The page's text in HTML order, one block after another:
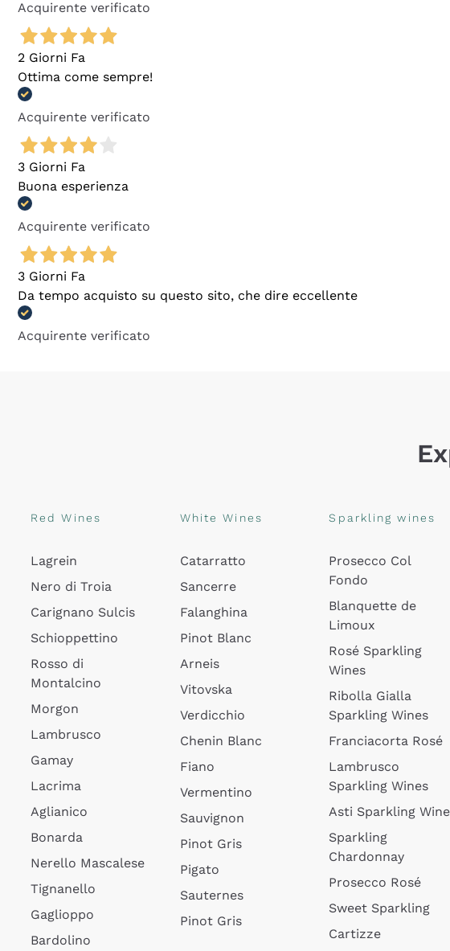
Acquirente verificato
2 Giorni Fa
Ottima come sempre!
Acquirente verificato
3 Giorni Fa
Buona esperienza
Acquirente verificato
3 Giorni Fa
Da tempo acquisto su questo sito, che dire eccellente
Acquirente verificato
Red Wines
Lagrein
Nero di Troia
Carignano Sulcis
Schioppettino
Rosso di
Montalcino
Morgon
Lambrusco
Gamay
Lacrima
Aglianico
Bonarda
Nerello Mascalese
Tignanello
Gaglioppo
Bardolino
White Wines
Catarratto
Sancerre
Falanghina
Pinot Blanc
Arneis
Vitovska
Verdicchio
Chenin Blanc
Fiano
Vermentino
Sauvignon
Pinot Gris
Pigato
Sauternes
Pinot Gris
Sparkling wines
Prosecco Col
Fondo
Blanquette de
Limoux
Rosé Sparkling
Wines
Ribolla Gialla
Sparkling Wines
Franciacorta Rosé
Lambrusco
Sparkling Wines
Asti Sparkling Wine
Sparkling
Chardonnay
Prosecco Rosé
Sweet Sparkling
Cartizze